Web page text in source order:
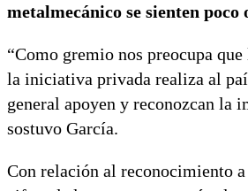
metalmecánico se sienten
“Como gremio nos preocupa
la iniciativa privada realiza al
general apoyen y reconozcan la
sostuvo García.
Con relación al reconocimiento